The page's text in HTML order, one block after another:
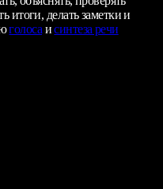
итоги, делать заметки и
голосаисинтеза речи